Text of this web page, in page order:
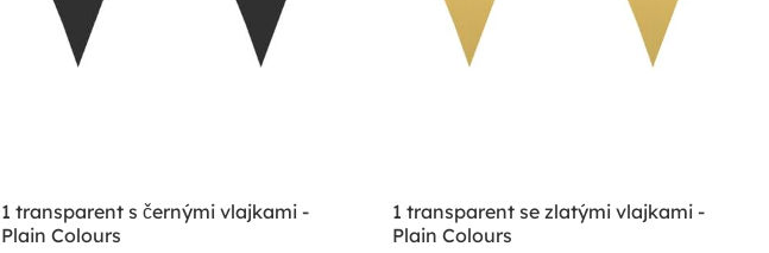
1 transparent s černými vlajkami -
Plain Colours
1 transparent se zlatými vlajkami -
Plain Colours